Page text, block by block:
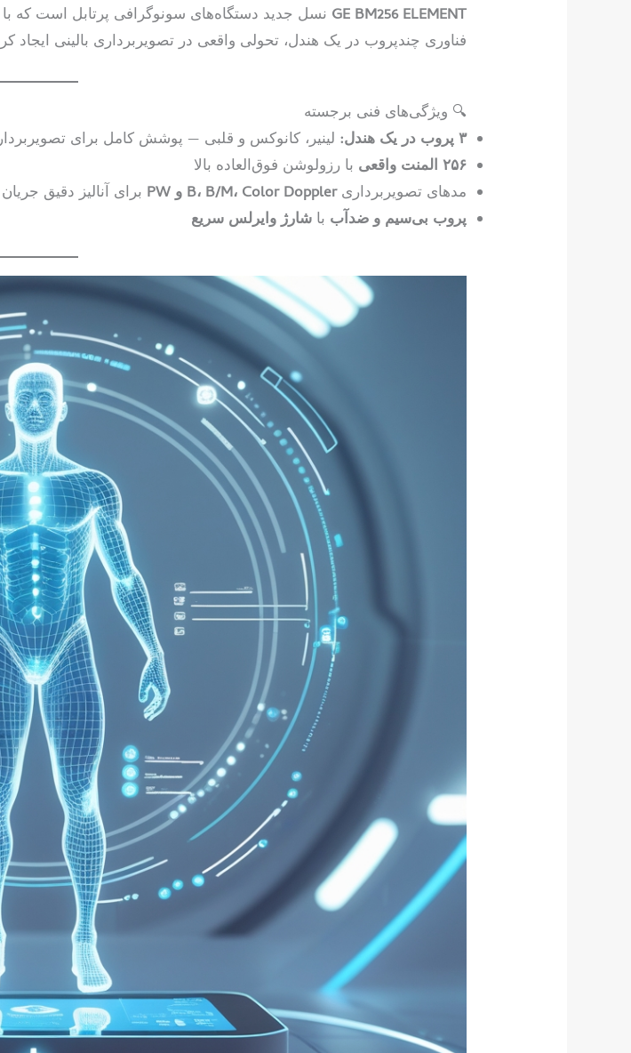
GE BM256 ELEMENT نسل جدید دستگاه‌های سونوگرافی پرتابل است که
فناوری چندپروب در یک هندل، تحولی واقعی در تصویربرداری بالینی ایجاد
🔍 ویژگی‌های فنی برجسته
۳ پروب در یک هندل:
لینیر، کانوکس و قلبی — پوشش کامل برای
۲۵۶ المنت واقعی
با رزولوشن فوق‌العاده بالا
مدهای تصویربرداریB، B/M، Color Doppler و PW
برای آنالیز دقیق
پروب بی‌سیم و ضدآب باشارژ وایرلس سریع